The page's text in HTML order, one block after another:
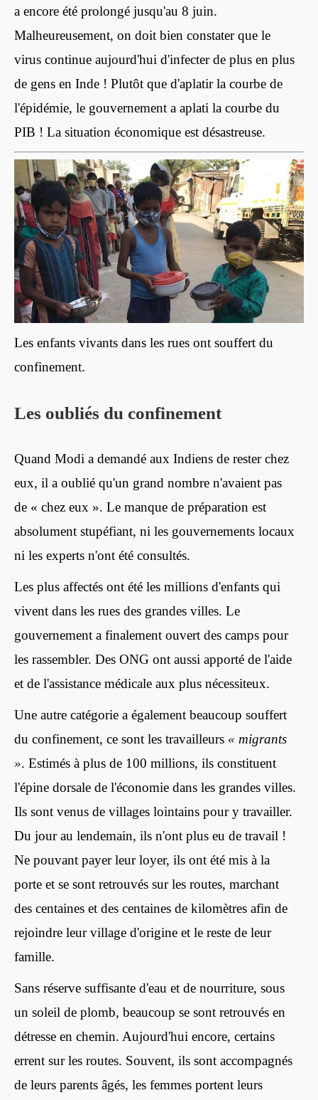
a encore été prolongé jusqu'au 8 juin.
Malheureusement, on doit bien constater que le
virus continue aujourd'hui d'infecter de plus en plus
de gens en Inde ! Plutôt que d'aplatir la courbe de
l'épidémie, le gouvernement a aplati la courbe du
PIB ! La situation économique est désastreuse.
Les enfants vivants dans les rues ont souffert du
confinement.
Les oubliés du confinement
Quand Modi a demandé aux Indiens de rester chez
eux, il a oublié qu'un grand nombre n'avaient pas
de « chez eux ». Le manque de préparation est
absolument stupéfiant, ni les gouvernements locaux
ni les experts n'ont été consultés.
Les plus affectés ont été les millions d'enfants qui
vivent dans les rues des grandes villes. Le
gouvernement a finalement ouvert des camps pour
les rassembler. Des ONG ont aussi apporté de l'aide
et de l'assistance médicale aux plus nécessiteux.
Une autre catégorie a également beaucoup souffert
du confinement, ce sont les travailleurs « migrants
». Estimés à plus de 100 millions, ils constituent
l'épine dorsale de l'économie dans les grandes villes.
Ils sont venus de villages lointains pour y travailler.
Du jour au lendemain, ils n'ont plus eu de travail !
Ne pouvant payer leur loyer, ils ont été mis à la
porte et se sont retrouvés sur les routes, marchant
des centaines et des centaines de kilomètres afin de
rejoindre leur village d'origine et le reste de leur
famille.
Sans réserve suffisante d'eau et de nourriture, sous
un soleil de plomb, beaucoup se sont retrouvés en
détresse en chemin. Aujourd'hui encore, certains
errent sur les routes. Souvent, ils sont accompagnés
de leurs parents âgés, les femmes portent leurs